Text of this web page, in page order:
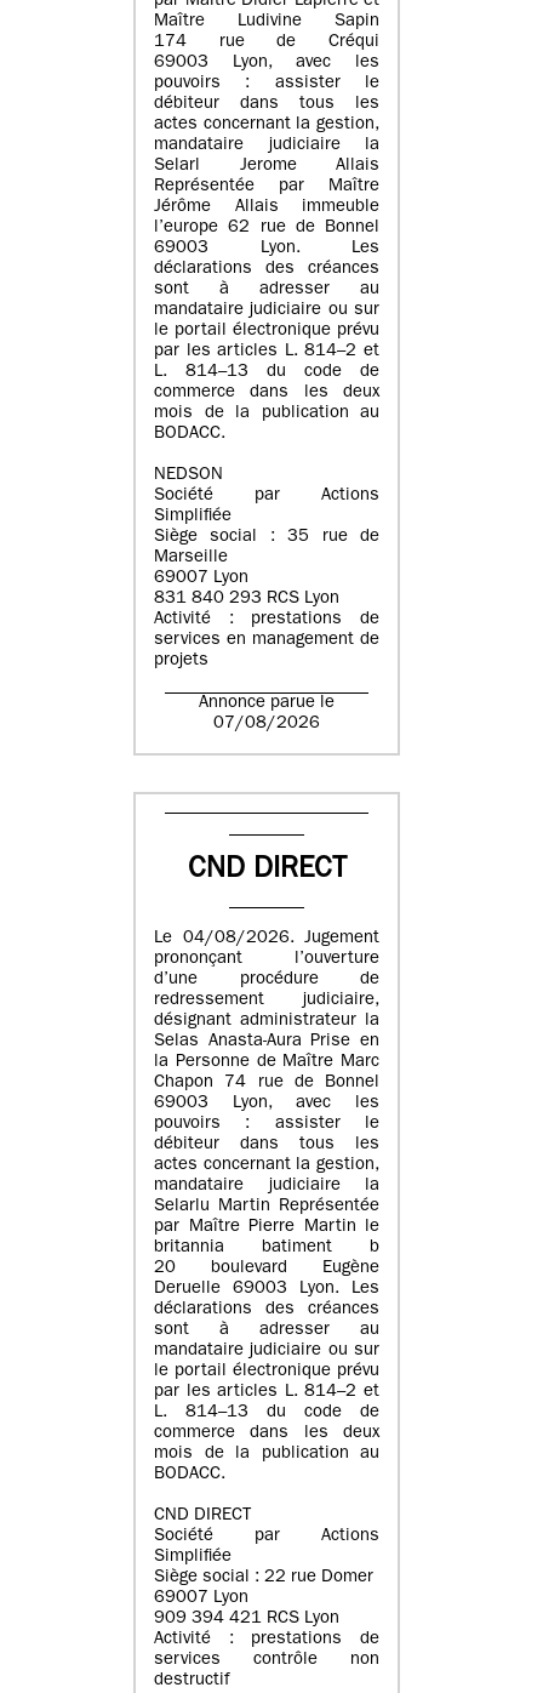
Maître Ludivine Sapin
174 rue de Créqui
69003 Lyon, avec les
pouvoirs : assister le
débiteur dans tous les
actes concernant la gestion,
mandataire judiciaire la
Selarl Jerome Allais
Représentée par Maître
Jérôme Allais immeuble
l’europe 62 rue de Bonnel
69003 Lyon. Les
déclarations des créances
sont à adresser au
mandataire judiciaire ou sur
le portail électronique prévu
par les articles L. 814–2 et
L. 814–13 du code de
commerce dans les deux
mois de la publication au
BODACC.
NEDSON
Société par Actions
Simplifiée
Siège social : 35 rue de
Marseille
69007 Lyon
831 840 293 RCS Lyon
Activité : prestations de
services en management de
projets
Annonce parue le
07/08/2026
CND DIRECT
Le 04/08/2026. Jugement
prononçant l’ouverture
d’une procédure de
redressement judiciaire,
désignant administrateur la
Selas Anasta-Aura Prise en
la Personne de Maître Marc
Chapon 74 rue de Bonnel
69003 Lyon, avec les
pouvoirs : assister le
débiteur dans tous les
actes concernant la gestion,
mandataire judiciaire la
Selarlu Martin Représentée
par Maître Pierre Martin le
britannia batiment b
20 boulevard Eugène
Deruelle 69003 Lyon. Les
déclarations des créances
sont à adresser au
mandataire judiciaire ou sur
le portail électronique prévu
par les articles L. 814–2 et
L. 814–13 du code de
commerce dans les deux
mois de la publication au
BODACC.
CND DIRECT
Société par Actions
Simplifiée
Siège social : 22 rue Domer
69007 Lyon
909 394 421 RCS Lyon
Activité : prestations de
services contrôle non
destructif